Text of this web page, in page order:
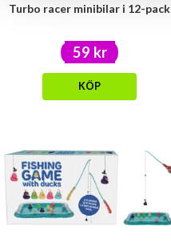
Turbo racer minibilar i 12-pack
59 kr
KÖP